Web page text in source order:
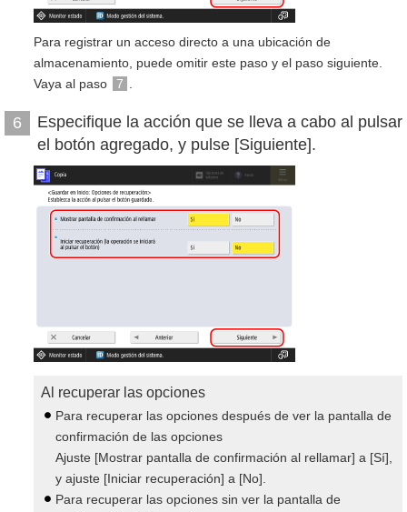
Para registrar un acceso directo a una ubicación de
almacenamiento, puede omitir este paso y el paso siguiente.
Vaya al paso
7
6
Especifique la acción que se lleva a cabo al pulsar
el botón agregado, y pulse [Siguiente].
Al recuperar las opciones
Para recuperar las opciones después de ver la pantalla de
confirmación de las opciones
Ajuste [Mostrar pantalla de confirmación al rellamar] a [Sí],
y ajuste [Iniciar recuperación] a [No].
Para recuperar las opciones sin ver la pantalla de